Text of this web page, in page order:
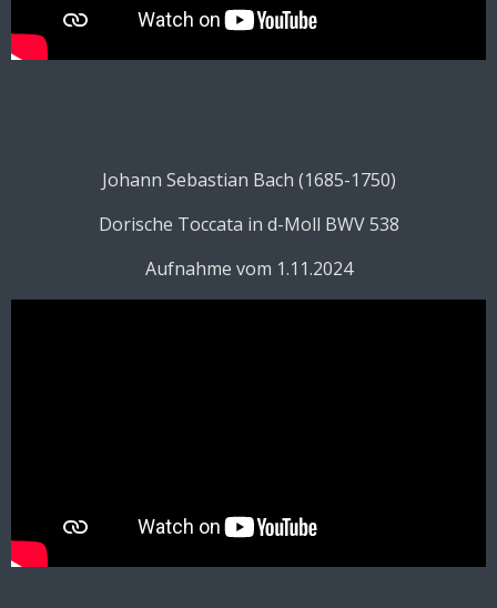
Johann Sebastian Bach (1685-1750)
Dorische Toccata in d-Moll BWV 538
Aufnahme vom 1.11.2024